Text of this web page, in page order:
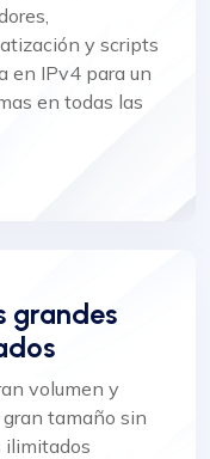
y scripts
en IPv4 para un
en todas las
grandes
volumen y
tamaño sin
ilimitados